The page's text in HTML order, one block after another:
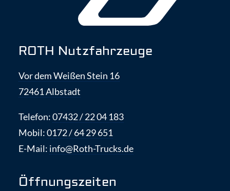
ROTH Nutzfahrzeuge
Vor dem Weißen Stein 16
72461 Albstadt
Telefon:07432 / 22 04 183
Mobil:0172 / 64 29 651
E-Mail: info@Roth-Trucks.de
Öffnungszeiten